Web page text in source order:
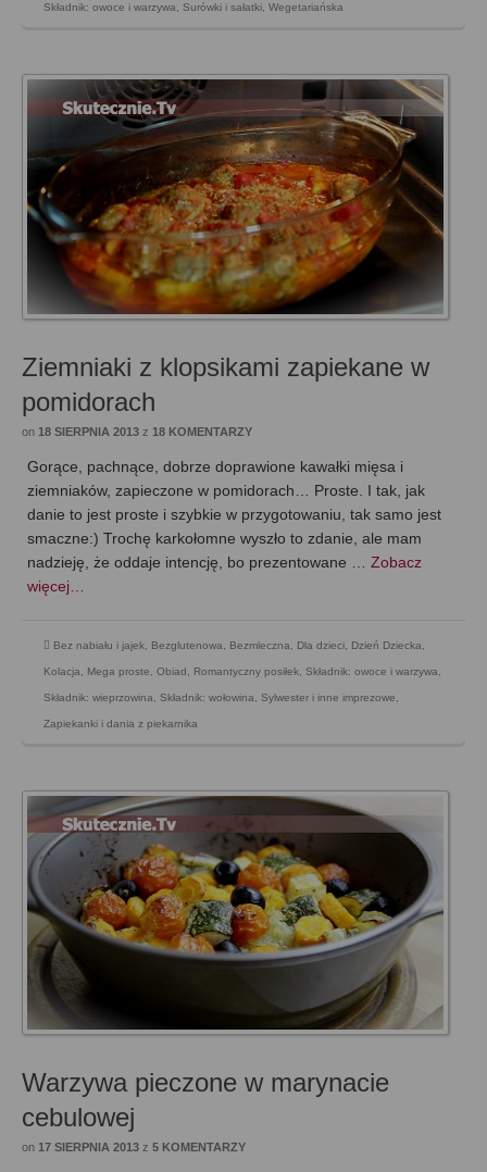
Składnik: owoce i warzywa, Surówki i sałatki, Wegetariańska
Ziemniaki z klopsikami zapiekane w
pomidorach
on 18 SIERPNIA 2013 z 18 KOMENTARZY
Gorące, pachnące, dobrze doprawione kawałki mięsa i
ziemniaków, zapieczone w pomidorach… Proste. I tak, jak
danie to jest proste i szybkie w przygotowaniu, tak samo jest
smaczne:) Trochę karkołomne wyszło to zdanie, ale mam
nadzieję, że oddaje intencję, bo prezentowane … Zobacz
więcej…
Bez nabiału i jajek Bezglutenowa Bezmleczna Dla dzieci Dzień Dziecka
Kolacja Mega proste Obiad Romantyczny posiłek Składnik: owoce i warzywa
Składnik: wieprzowina Składnik: wołowina Sylwester i inne imprezowe
Zapiekanki i dania z piekarnika
Warzywa pieczone w marynacie
cebulowej
on 17 SIERPNIA 2013 z 5 KOMENTARZY